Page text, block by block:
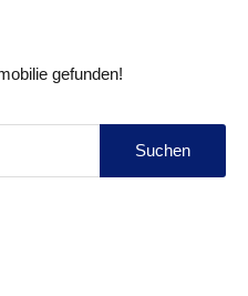
gefunden!
nach: